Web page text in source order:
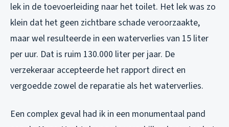
lek in de toevoerleiding naar het toilet. Het lek was zo
klein dat het geen zichtbare schade veroorzaakte,
maar wel resulteerde in een waterverlies van 15 liter
per uur. Dat is ruim 130.000 liter per jaar. De
verzekeraar accepteerde het rapport direct en
vergoedde zowel de reparatie als het waterverlies.
Een complex geval had ik in een monumentaal pand